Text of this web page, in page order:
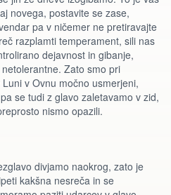
novega, postavite se zase,
pa v ničemer ne pretiravajte
razplamti temperament, sili nas
dejavnost in gibanje,
Zato smo pri
v Ovnu močno usmerjeni,
se tudi z glavo zaletavamo v zid,
nismo opazili.
divjamo naokrog, zato je
kakšna nesreča in se